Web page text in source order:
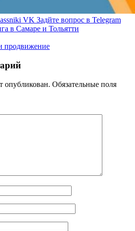
VK Задйте вопрос в Telegram
в Самаре и Тольятти
продвижение
опубликован. Обязательные поля